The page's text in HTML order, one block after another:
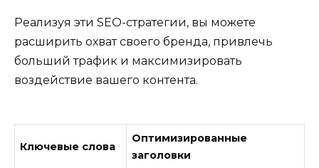
Реализуя эти SEO-стратегии, вы можете
расширить охват своего бренда, привлечь
больший трафик и максимизировать
воздействие вашего контента.
Ключевые слова
Оптимизированные
заголовки